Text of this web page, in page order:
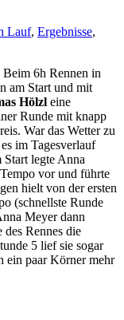
Lauf, Ergebnisse,
Beim 6h Rennen in
am Start und mit
Hölzl eine
Runde mit knapp
War das Wetter zu
im Tagesverlauf
legte Anna
vor und führte
hielt von der ersten
(schnellste Runde
Meyer dann
Rennes die
5 lief sie sogar
ein paar Körner mehr